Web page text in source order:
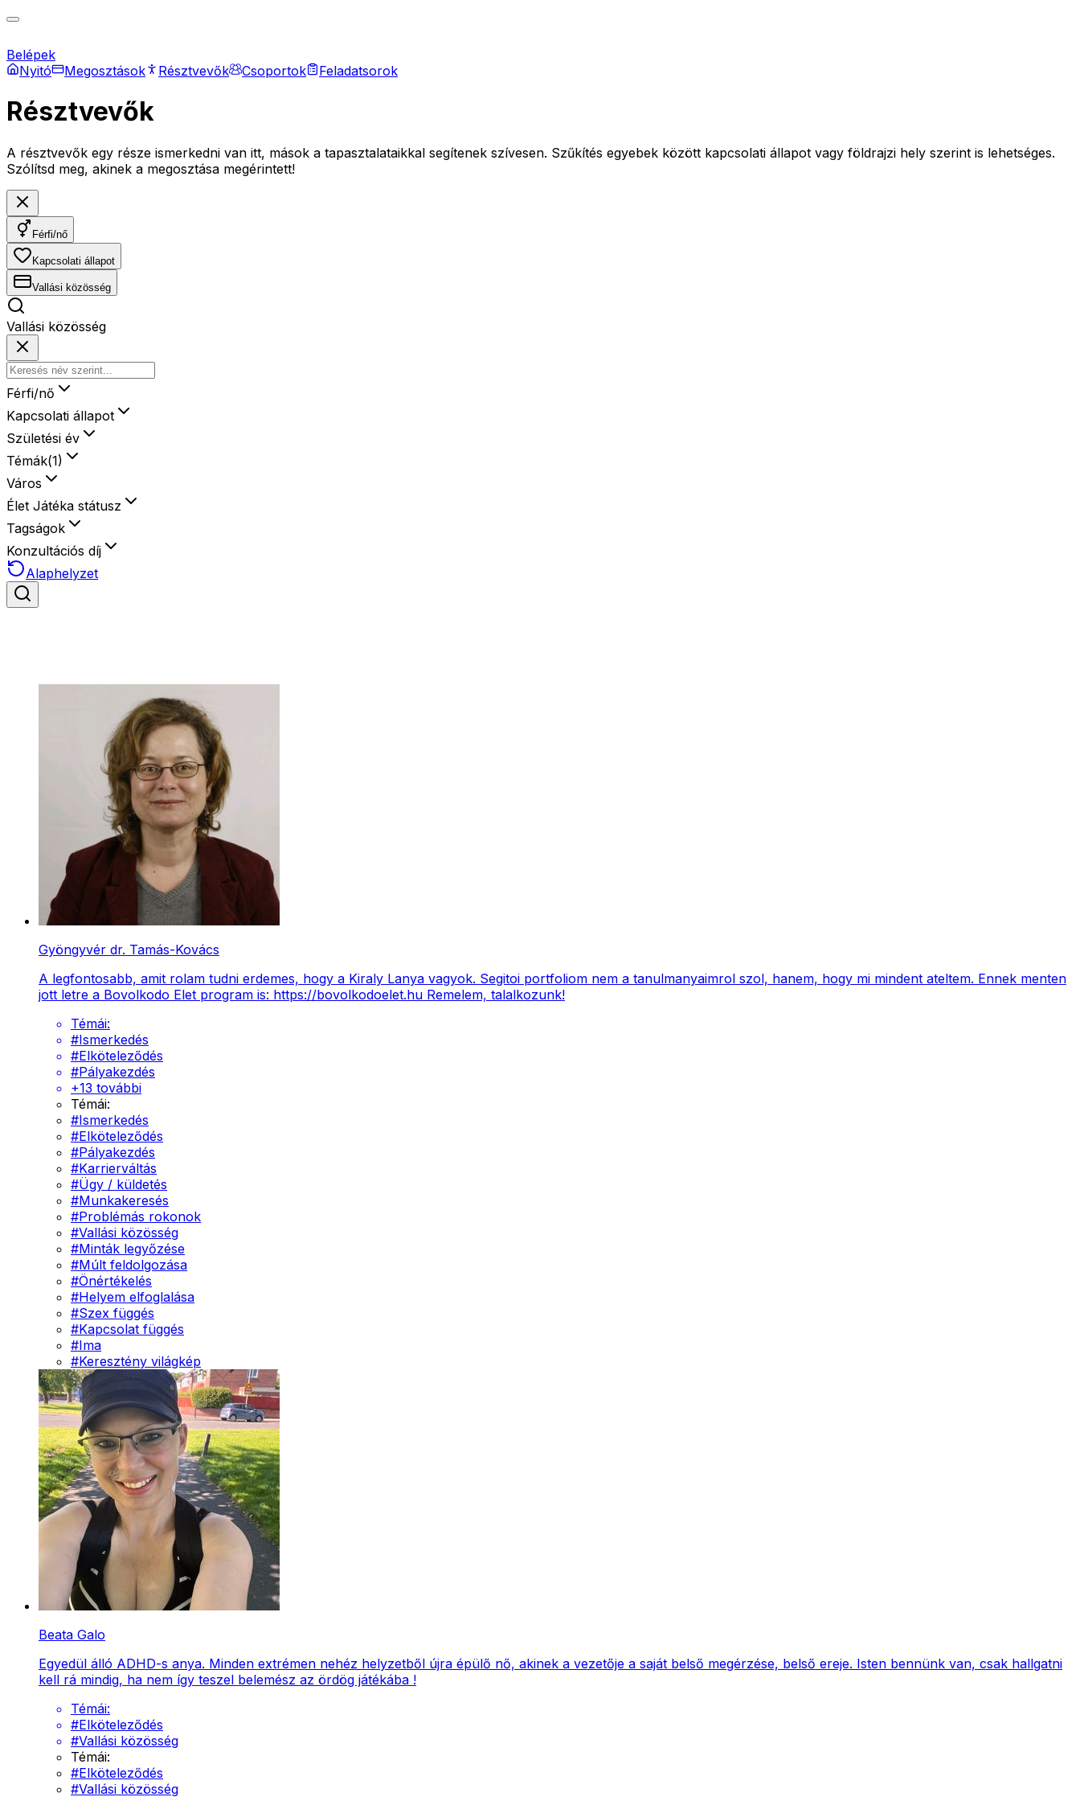
Belépek
Nyitó
Megosztások Résztvevők Csoportok Feladatsorok
Résztvevők
A résztvevők egy része ismerkedni van itt, mások a tapasztalataikkal segítenek szívesen. Szűkítés egyebek között kapcsolati állapot vagy földrajzi hely szerint is lehetséges.
Szólítsd meg, akinek a megosztása megérintett!
Férfi/nő
Kapcsolati állapot
Vallási közösség
Vallási közösség
Férfi/nő
Kapcsolati állapot
Születési év
Témák(1)
Város
Élet Játéka státusz
Tagságok
Konzultációs díj
Alaphelyzet
Gyöngyvér dr. Tamás-Kovács
A legfontosabb, amit rolam tudni erdemes, hogy a Kiraly Lanya vagyok. Segitoi portfoliom nem a tanulmanyaimrol szol, hanem, hogy mi mindent ateltem. Ennek menten
jott letre a Bovolkodo Elet program is: https://bovolkodoelet.hu Remelem, talalkozunk!
Témái:
#Ismerkedés
#Elköteleződés
#Pályakezdés
+13 további
Témái:
#Ismerkedés
#Elköteleződés
#Pályakezdés
#Karrierváltás
#Ügy / küldetés
#Munkakeresés
#Problémás rokonok
#Vallási közösség
#Minták legyőzése
#Múlt feldolgozása
#Önértékelés
#Helyem elfoglalása
#Szex függés
#Kapcsolat függés
#Ima
#Keresztény világkép
Beata Galo
Egyedül álló ADHD-s anya. Minden extrémen nehéz helyzetből újra épülő nő, akinek a vezetője a saját belső megérzése, belső ereje. Isten bennünk van, csak hallgatni
kell rá mindig, ha nem így teszel belemész az ördög játékába !
Témái:
#Elköteleződés
#Vallási közösség
Témái:
#Elköteleződés
#Vallási közösség